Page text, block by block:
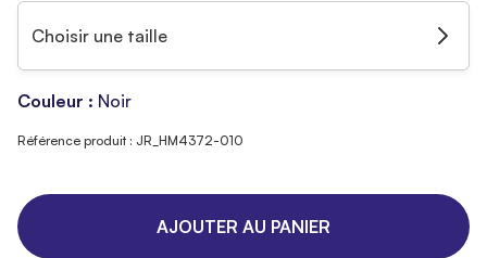
Choisir une taille
Couleur : Noir
Référence produit : JR_HM4372-010
AJOUTER AU PANIER